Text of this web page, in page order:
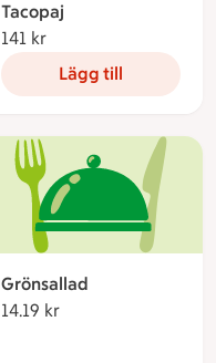
Tacopaj
141 kr
Lägg till
Grönsallad
14.19 kr